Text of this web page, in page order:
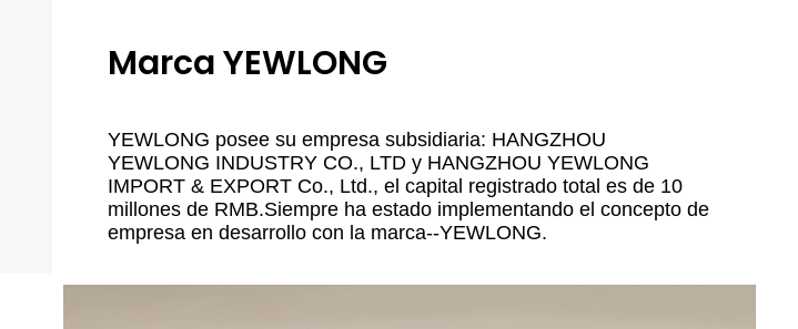
Marca YEWLONG
YEWLONG posee su empresa subsidiaria: HANGZHOU
YEWLONG INDUSTRY CO., LTD y HANGZHOU YEWLONG
IMPORT & EXPORT Co., Ltd., el capital registrado total es de 10
millones de RMB.Siempre ha estado implementando el concepto de
empresa en desarrollo con la marca--YEWLONG.